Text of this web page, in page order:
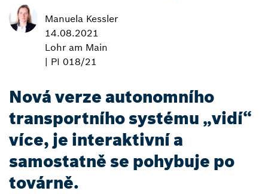
Manuela Kessler
14.08.2021
Lohr am Main
| PI 018/21
Nová verze autonomního
transportního systému „vidí“
více, je interaktivní a
samostatně se pohybuje po
továrně.